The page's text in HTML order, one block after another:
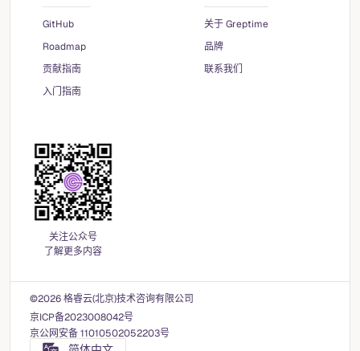
GitHub
Roadmap
贡献指南
入门指南
关于 Greptime
品牌
联系我们
关注公众号
了解更多内容
©2026 格睿云(北京)技术咨询有限公司
京ICP备2023008042号
京公网安备 11010502052203号